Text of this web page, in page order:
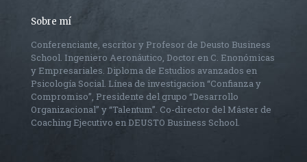
Sobre mí
Conferenciante, escritor y Profesor de Deusto Business
School. Ingeniero Aeronáutico, Doctor en C. Enonómicas
y Empresariales. Diploma de Estudios avanzados en
Psicología Social. Línea de investigacion “Confianza y
Compromiso”, Presidente del grupo “Desarrollo
Organizacional” y “Talentum”. Co-director del Máster de
Coaching Ejecutivo en DEUSTO Business School.